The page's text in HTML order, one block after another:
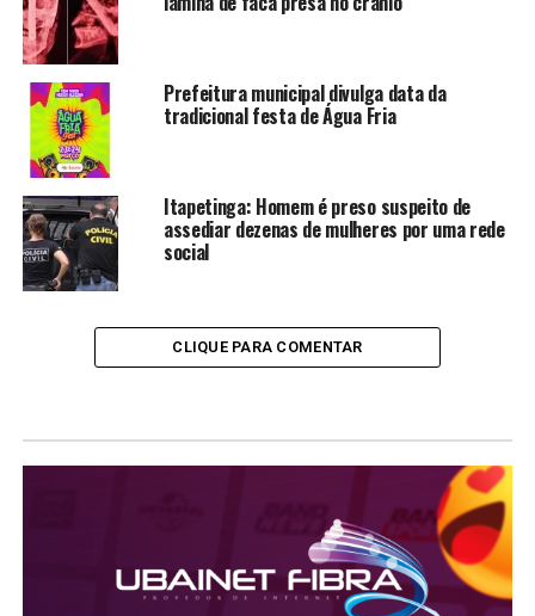
Prefeitura municipal divulga data da
tradicional festa de Água Fria
Itapetinga: Homem é preso suspeito de
assediar dezenas de mulheres por uma rede
social
CLIQUE PARA COMENTAR